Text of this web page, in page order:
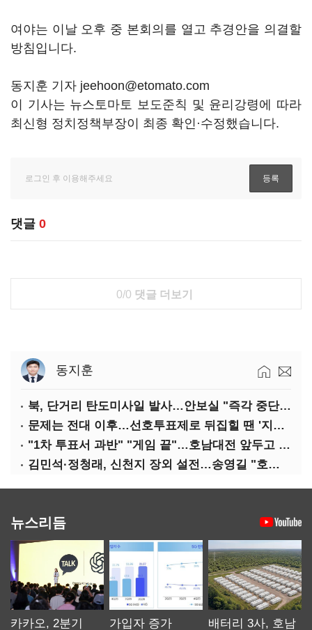
여야는 이날 오후 중 본회의를 열고 추경안을 의결할
방침입니다.
동지훈 기자 jeehoon@etomato.com
이 기사는 뉴스토마토 보도준칙 및 윤리강령에 따라
최신형 정치정책부장이 최종 확인·수정했습니다.
댓글 0
0/0 댓글 더보기
동지훈
북, 단거리 탄도미사일 발사…안보실 "즉각 중단 촉구"
문제는 전대 이후…선호투표제로 뒤집힐 땐 '지지층 불복'
"1차 투표서 과반" "게임 끝"…호남대전 앞두고 '충돌'
김민석·정청래, 신천지 장외 설전…송영길 "호남 계몽 규탄"
뉴스리듬
카카오, 2분기
가입자 증가
배터리 3사, 호남